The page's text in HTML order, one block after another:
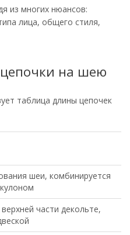
из многих нюансов:
лица, общего стиля,
на шею
таблица длины цепочек
шеи, комбинируется
части декольте,